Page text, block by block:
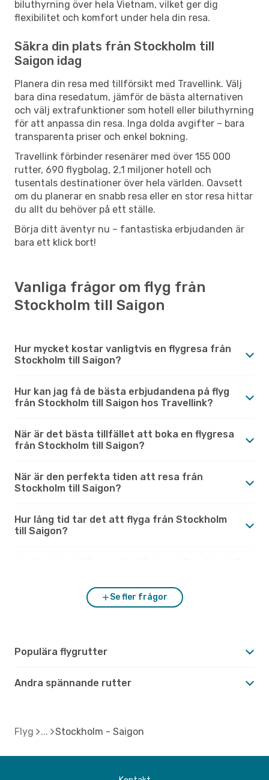
biluthyrning över hela Vietnam, vilket ger dig
flexibilitet och komfort under hela din resa.
Säkra din plats från Stockholm till
Saigon idag
Planera din resa med tillförsikt med Travellink. Välj
bara dina resedatum, jämför de bästa alternativen
och välj extrafunktioner som hotell eller biluthyrning
för att anpassa din resa. Inga dolda avgifter – bara
transparenta priser och enkel bokning.
Travellink förbinder resenärer med över 155 000
rutter, 690 flygbolag, 2,1 miljoner hotell och
tusentals destinationer över hela världen. Oavsett
om du planerar en snabb resa eller en stor resa hittar
du allt du behöver på ett ställe.
Börja ditt äventyr nu – fantastiska erbjudanden är
bara ett klick bort!
Vanliga frågor om flyg från
Stockholm till Saigon
Hur mycket kostar vanligtvis en flygresa från
Stockholm till Saigon?
Hur kan jag få de bästa erbjudandena på flyg
från Stockholm till Saigon hos Travellink?
När är det bästa tillfället att boka en flygresa
från Stockholm till Saigon?
När är den perfekta tiden att resa från
Stockholm till Saigon?
Hur lång tid tar det att flyga från Stockholm
till Saigon?
Se fler frågor
Populära flygrutter
Andra spännande rutter
Flyg Stockholm - Saigon